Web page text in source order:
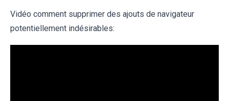
Vidéo comment supprimer des ajouts de navigateur
potentiellement indésirables: